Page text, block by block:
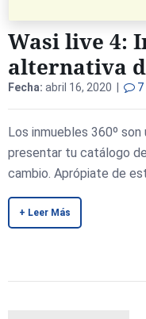
Wasi live 4:
alternativa
Fecha: abril 16, 2020 |
Los inmuebles 360º
presentar tu catálogo
cambio. Aprópiate de
+ Leer Más